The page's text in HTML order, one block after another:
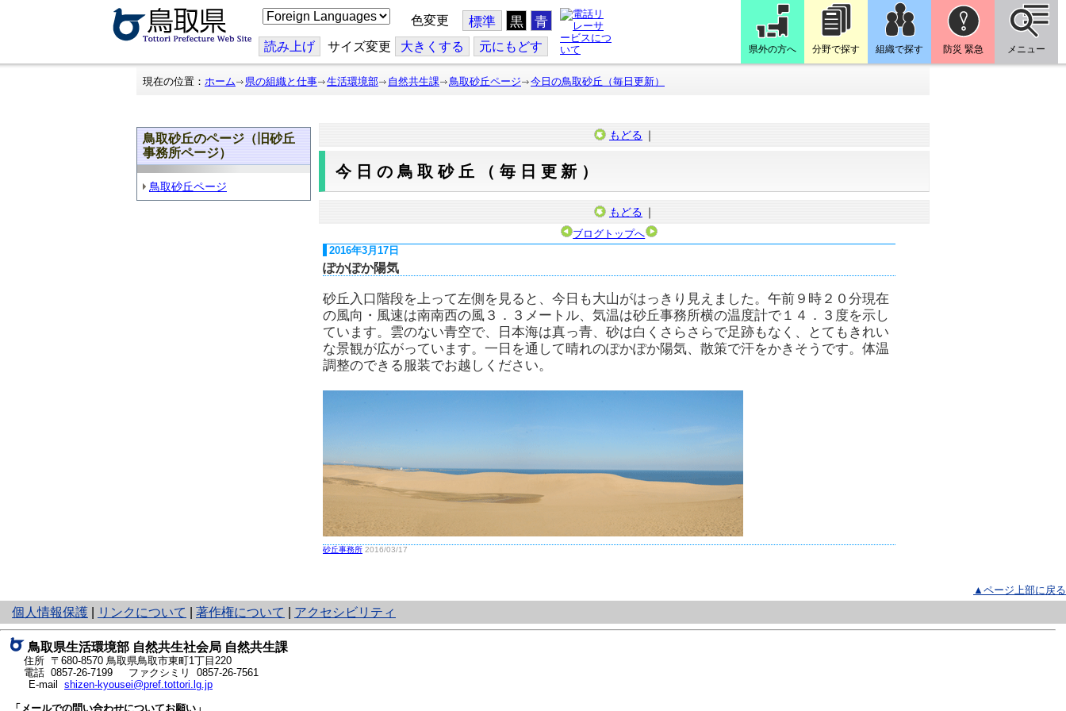
こ
の
ジ
を
翻
色変更 標準 黒 青
読み上げ サイズ変更 大きくする 元にもどす 県外の方へ 分野で探す 組織で探す 防災 緊急 メニュー
現在の位置： ホーム 県の組織と仕事 生活環境部 自然共生課 鳥取砂丘ページ 今日の鳥取砂丘（毎日更新）
鳥取砂丘のページ（旧砂丘
事務所ページ）
鳥取砂丘ページ
もどる ｜
今日の鳥取砂丘（毎日更新）
もどる ｜
ブログトップへ
2016年3月17日
ぽかぽか陽気
砂丘入口階段を上って左側を見ると、今日も大山がはっきり見えました。午前９時２０分現在
の風向・風速は南南西の風３．３メートル、気温は砂丘事務所横の温度計で１４．３度を示し
ています。雲のない青空で、日本海は真っ青、砂は白くさらさらで足跡もなく、とてもきれい
な景観が広がっています。一日を通して晴れのぽかぽか陽気、散策で汗をかきそうです。体温
調整のできる服装でお越しください。
砂丘事務所 2016/03/17
▲ページ上部に戻る
個人情報保護
と
り
ネ
ッ
ト
へ
の
リンクについて 著作権について アクセシビリティ
鳥取県生活環境部 自然共生社会局 自然共生課
住所 〒680-8570 鳥取県鳥取市東町1丁目220
電話 0857-26-7199
ファクシミリ 0857-26-7561
E-mail shizen-kyousei@pref.tottori.lg.jp
「メールでの問い合わせについてお願い」